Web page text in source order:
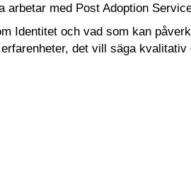
arbetar med Post Adoption
Identitet och vad som kan
det vill säga kvalitativ